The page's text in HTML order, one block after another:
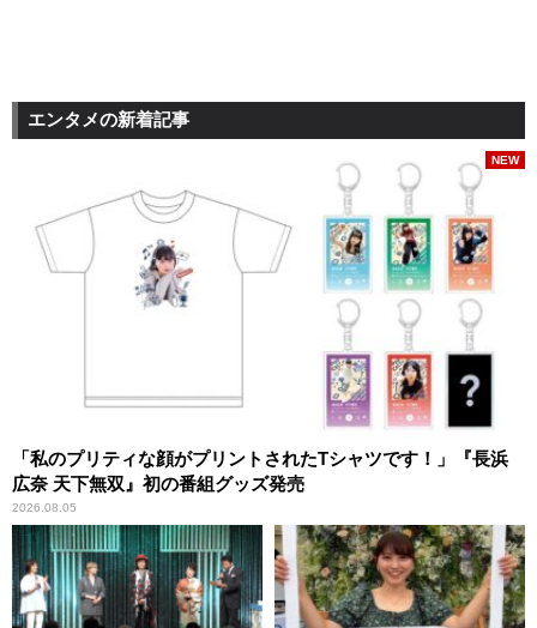
エンタメの新着記事
「私のプリティな顔がプリントされたTシャツです！」『長浜
広奈 天下無双』初の番組グッズ発売
2026.08.05
NEW